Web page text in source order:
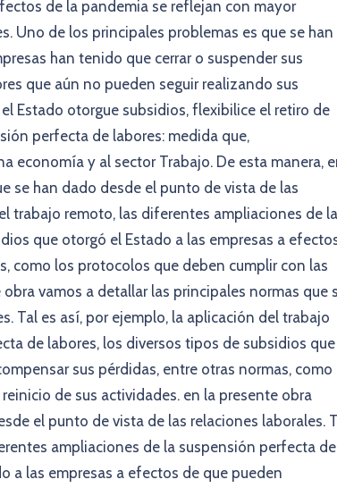
de la pandemia se reflejan con mayor
Uno de los principales problemas es que se han
han tenido que cerrar o suspender sus
que aún no pueden seguir realizando sus
Estado otorgue subsidios, flexibilice el retiro de
perfecta de labores: medida que,
economía y al sector Trabajo. De esta manera,
se han dado desde el punto de vista de las
trabajo remoto, las diferentes ampliaciones de la
que otorgó el Estado a las empresas a
como los protocolos que deben cumplir con las
vamos a detallar las principales normas que
Tal es así, por ejemplo, la aplicación del trabajo
de labores, los diversos tipos de subsidios que
sus pérdidas, entre otras normas, como
de sus actividades. en la presente obra
el punto de vista de las relaciones laborales.
ampliaciones de la suspensión perfecta de
a las empresas a efectos de que pueden